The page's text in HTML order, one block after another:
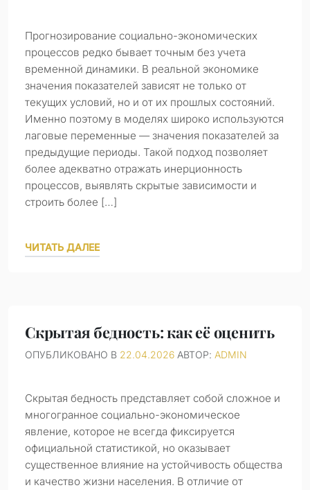
Прогнозирование социально-экономических
процессов редко бывает точным без учета
временной динамики. В реальной экономике
значения показателей зависят не только от
текущих условий, но и от их прошлых состояний.
Именно поэтому в моделях широко используются
лаговые переменные — значения показателей за
предыдущие периоды. Такой подход позволяет
более адекватно отражать инерционность
процессов, выявлять скрытые зависимости и
строить более […]
ЧИТАТЬ ДАЛЕЕ
Скрытая бедность: как её оценить
ОПУБЛИКОВАНО В 22.04.2026 АВТОР: ADMIN
Скрытая бедность представляет собой сложное и
многогранное социально-экономическое
явление, которое не всегда фиксируется
официальной статистикой, но оказывает
существенное влияние на устойчивость общества
и качество жизни населения. В отличие от